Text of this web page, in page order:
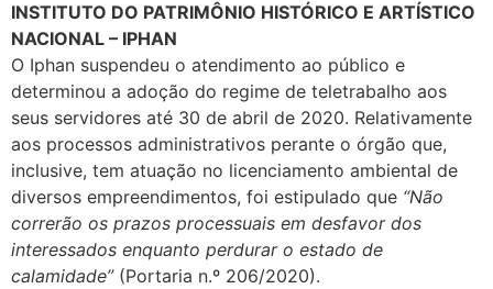
INSTITUTO DO PATRIMÔNIO HISTÓRICO E ARTÍSTICO
NACIONAL – IPHAN
O Iphan suspendeu o atendimento ao público e
determinou a adoção do regime de teletrabalho aos
seus servidores até 30 de abril de 2020. Relativamente
aos processos administrativos perante o órgão que,
inclusive, tem atuação no licenciamento ambiental de
diversos empreendimentos, foi estipulado que “Não
correrão os prazos processuais em desfavor dos
interessados enquanto perdurar o estado de
calamidade”(Portaria n.º 206/2020).